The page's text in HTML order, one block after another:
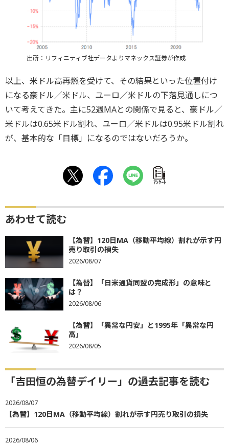
出所：リフィニティブ社データよりマネックス証券が作成
以上、米ドル高再燃を受けて、その結果といった位置付け
になる豪ドル／米ドル、ユーロ／米ドルの下落見通しにつ
いて考えてきた。主に52週MAとの関係で見ると、豪ドル／
米ドルは0.65米ドル割れ、ユーロ／米ドルは0.95米ドル割れ
が、基本的な「目標」になるのではないだろうか。
ｱﾝｹｰﾄ
あわせて読む
【為替】120日MA（移動平均線）割れが示す円
売り取引の損失
2026/08/07
【為替】「日米通貨同盟の完成形」の意味と
は？
2026/08/06
【為替】「異常な円安」と1995年「異常な円
高」
2026/08/05
「吉田恒の為替デイリー」の過去記事を読む
2026/08/07
【為替】120日MA（移動平均線）割れが示す円売り取引の損失
2026/08/06